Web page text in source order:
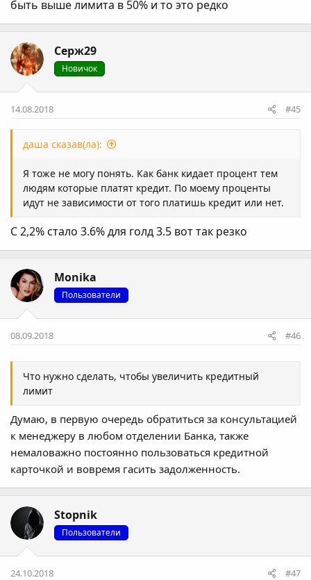
быть выше лимита в 50% и то это редко
Серж29
Новичок
14.08.2018 #45
даша сказав(ла):
Я тоже не могу понять. Как банк кидает процент тем
людям которые платят кредит. По моему проценты
идут не зависимости от того платишь кредит или нет.
С 2,2% стало 3.6% для голд 3.5 вот так резко
Monika
Пользователи
08.09.2018 #46
Что нужно сделать, чтобы увеличить кредитный
лимит
Думаю, в первую очередь обратиться за консультацией
к менеджеру в любом отделении Банка, также
немаловажно постоянно пользоваться кредитной
карточкой и вовремя гасить задолженность.
Stopnik
Пользователи
24.10.2018 #47